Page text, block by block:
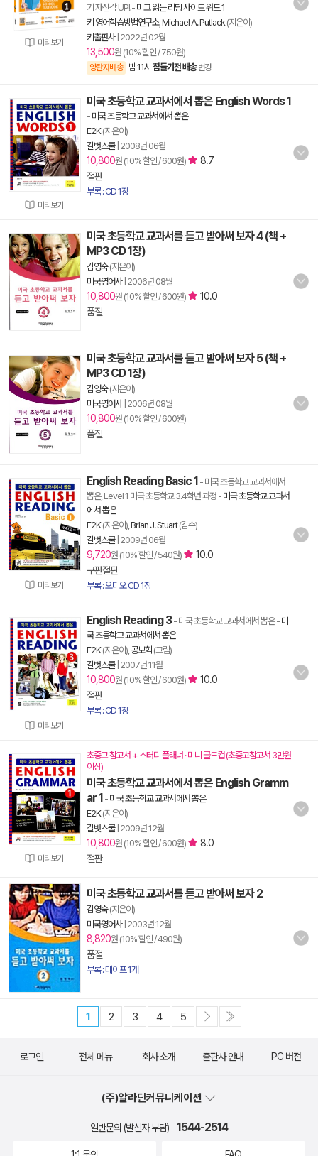
미리보기
기 자신감 UP!- 미교 읽는 리딩 사이트 워드 1
키 영어학습방법연구소, Michael A. Putlack(지은이)
키출판사| 2022년 02월
13,500원 (10% 할인 / 750원)
양탄자배송 밤 11시 잠들기전 배송 변경
미리보기
미국 초등학교 교과서에서 뽑은 English Words 1
- 미국 초등학교 교과서에서 뽑은
E2K(지은이)
길벗스쿨| 2008년 06월
10,800원 (10% 할인 / 600원)
8.7
절판
부록 : CD 1장
미국 초등학교 교과서를 듣고 받아써 보자 4 (책 +
MP3 CD 1장)
김영숙(지은이)
미국영어사| 2006년 08월
10,800원 (10% 할인 / 600원)
10.0
품절
미국 초등학교 교과서를 듣고 받아써 보자 5 (책 +
MP3 CD 1장)
김영숙(지은이)
미국영어사| 2006년 08월
10,800원 (10% 할인 / 600원)
품절
미리보기
English Reading Basic 1 - 미국 초등학교 교과서에서
뽑은, Level 1 미국 초등학교 3.4학년 과정 - 미국 초등학교 교과서
에서 뽑은
E2K(지은이), Brian J. Stuart(감수)
길벗스쿨| 2009년 06월
9,720원 (10% 할인 / 540원)
10.0
구판절판
부록 : 오디오 CD 1장
미리보기
English Reading 3- 미국 초등학교 교과서에서 뽑은- 미
국 초등학교 교과서에서 뽑은
E2K(지은이), 공보혁 (그림)
길벗스쿨| 2007년 11월
10,800원 (10% 할인 / 600원)
10.0
절판
부록 : CD 1장
미리보기
초중고 참고서 + 스터디 플래너 · 미니 콜드컵 (초중고참고서 3만원
이상)
미국 초등학교 교과서에서 뽑은 English Gramm
ar 1 - 미국 초등학교 교과서에서 뽑은
E2K(지은이)
길벗스쿨| 2009년 12월
10,800원 (10% 할인 / 600원)
8.0
절판
미국 초등학교 교과서를 듣고 받아써 보자 2
김영숙(지은이)
미국영어사| 2003년 12월
8,820원 (10% 할인 / 490원)
품절
부록 : 테이프 1개
1 2 3 4 5
로그인 전체 메뉴 회사 소개 출판사 안내 PC 버전
(주)알라딘커뮤니케이션
일반문의 (발신자 부담) 1544-2514